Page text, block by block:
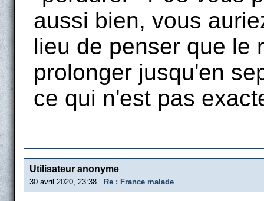
aussi bien, vous
lieu de penser que le
prolonger jusqu'en
ce qui n'est pas
Utilisateur anonyme
30 avril 2020, 23:38 Re : France malade